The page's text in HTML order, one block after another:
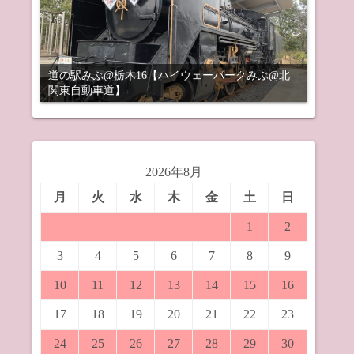
道の駅みぶ@栃木16【ハイウェーパークみぶ@北
関東自動車道】
2026年8月
月
火 水 木 金 土 日
1 2
3 4 5 6 7 8 9
10 11 12 13 14 15 16
17 18 19 20 21 22 23
24 25 26 27 28 29 30